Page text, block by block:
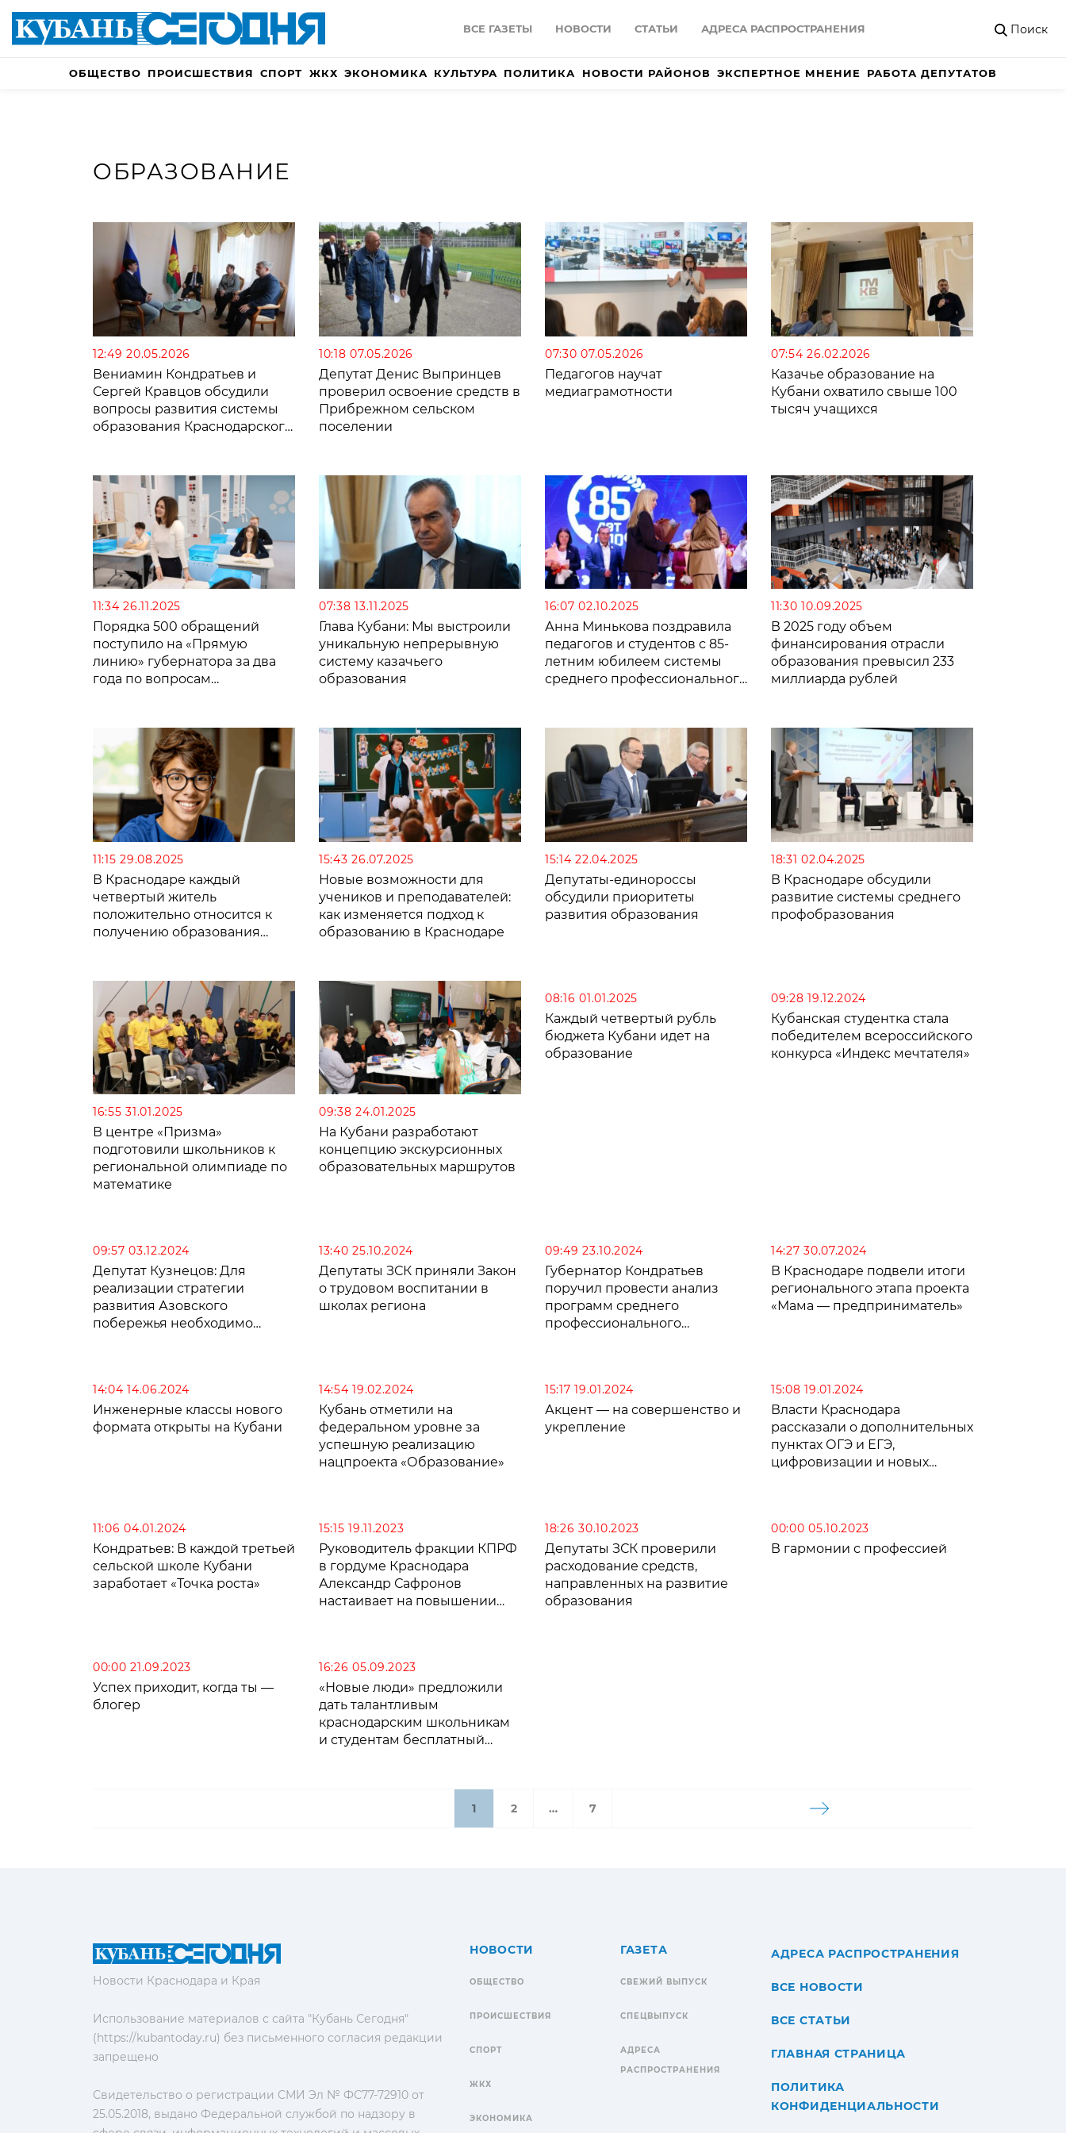
ВСЕ ГАЗЕТЫ НОВОСТИ СТАТЬИ АДРЕСА РАСПРОСТРАНЕНИЯ Поиск
ОБЩЕСТВО ПРОИСШЕСТВИЯ СПОРТ ЖКХ ЭКОНОМИКА КУЛЬТУРА ПОЛИТИКА НОВОСТИ РАЙОНОВ ЭКСПЕРТНОЕ МНЕНИЕ РАБОТА ДЕПУТАТОВ
ОБРАЗОВАНИЕ
12:49 20.05.2026
Вениамин Кондратьев и
Сергей Кравцов обсудили
вопросы развития системы
образования Краснодарского
10:18 07.05.2026
Депутат Денис Выпринцев
проверил освоение средств в
Прибрежном сельском
поселении
07:30 07.05.2026
Педагогов научат
медиаграмотности
07:54 26.02.2026
Казачье образование на
Кубани охватило свыше 100
тысяч учащихся
11:34 26.11.2025
Порядка 500 обращений
поступило на «Прямую
линию» губернатора за два
года по вопросам
07:38 13.11.2025
Глава Кубани: Мы выстроили
уникальную непрерывную
систему казачьего
образования
16:07 02.10.2025
Анна Минькова поздравила
педагогов и студентов с 85-
летним юбилеем системы
среднего профессионального
11:30 10.09.2025
В 2025 году объем
финансирования отрасли
образования превысил 233
миллиарда рублей
11:15 29.08.2025
В Краснодаре каждый
четвертый житель
положительно относится к
получению образования
15:43 26.07.2025
Новые возможности для
учеников и преподавателей:
как изменяется подход к
образованию в Краснодаре
15:14 22.04.2025
Депутаты-единороссы
обсудили приоритеты
развития образования
18:31 02.04.2025
В Краснодаре обсудили
развитие системы среднего
профобразования
16:55 31.01.2025
В центре «Призма»
подготовили школьников к
региональной олимпиаде по
математике
09:38 24.01.2025
На Кубани разработают
концепцию экскурсионных
образовательных маршрутов
08:16 01.01.2025
Каждый четвертый рубль
бюджета Кубани идет на
образование
09:28 19.12.2024
Кубанская студентка стала
победителем всероссийского
конкурса «Индекс мечтателя»
09:57 03.12.2024
Депутат Кузнецов: Для
реализации стратегии
развития Азовского
побережья необходимо
13:40 25.10.2024
Депутаты ЗСК приняли Закон
о трудовом воспитании в
школах региона
09:49 23.10.2024
Губернатор Кондратьев
поручил провести анализ
программ среднего
профессионального
14:27 30.07.2024
В Краснодаре подвели итоги
регионального этапа проекта
«Мама — предприниматель»
14:04 14.06.2024
Инженерные классы нового
формата открыты на Кубани
14:54 19.02.2024
Кубань отметили на
федеральном уровне за
успешную реализацию
нацпроекта «Образование»
15:17 19.01.2024
Акцент — на совершенство и
укрепление
15:08 19.01.2024
Власти Краснодара
рассказали о дополнительных
пунктах ОГЭ и ЕГЭ,
цифровизации и новых
11:06 04.01.2024
Кондратьев: В каждой третьей
сельской школе Кубани
заработает «Точка роста»
15:15 19.11.2023
Руководитель фракции КПРФ
в гордуме Краснодара
Александр Сафронов
настаивает на повышении
18:26 30.10.2023
Депутаты ЗСК проверили
расходование средств,
направленных на развитие
образования
00:00 05.10.2023
В гармонии с профессией
00:00 21.09.2023
Успех приходит, когда ты —
блогер
16:26 05.09.2023
«Новые люди» предложили
дать талантливым
краснодарским школьникам
и студентам бесплатный
1 2 … 7
Новости Краснодара и Края
Использование материалов с сайта "Кубань Сегодня"
(https://kubantoday.ru) без письменного согласия редакции
запрещено
Свидетельство о регистрации СМИ Эл № ФС77-72910 от
25.05.2018, выдано Федеральной службой по надзору в
НОВОСТИ
ОБЩЕСТВО
ПРОИСШЕСТВИЯ
СПОРТ
ЖКХ
ЭКОНОМИКА
ГАЗЕТА
СВЕЖИЙ ВЫПУСК
СПЕЦВЫПУСК
АДРЕСА
РАСПРОСТРАНЕНИЯ
АДРЕСА РАСПРОСТРАНЕНИЯ
ВСЕ НОВОСТИ
ВСЕ СТАТЬИ
ГЛАВНАЯ СТРАНИЦА
ПОЛИТИКА
КОНФИДЕНЦИАЛЬНОСТИ